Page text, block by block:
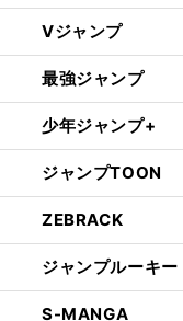
Vジャンプ
最強ジャンプ
少年ジャンプ+
ジャンプTOON
ZEBRACK
ジャンプルーキー
S-MANGA